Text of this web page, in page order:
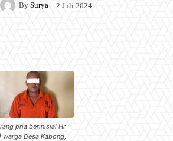
By Surya 2 Juli 2024
pria berinisial Hr
warga Desa Kabong,